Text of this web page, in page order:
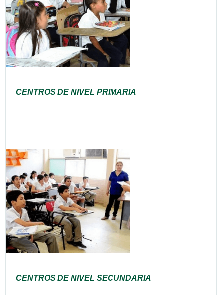
CENTROS DE NIVEL PRIMARIA
CENTROS DE NIVEL SECUNDARIA